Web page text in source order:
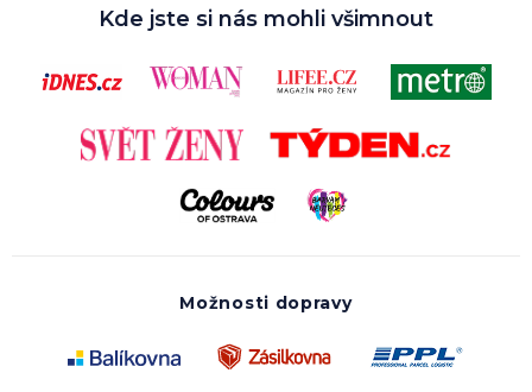
Kde jste si nás mohli všimnout
Možnosti dopravy